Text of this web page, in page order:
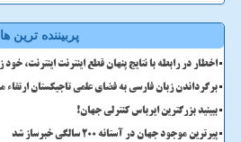
پربیننده ترین ها
اخطار در رابطه با نتایج پنهان قطع اینترنت اینترنت،
برگرداندن زبان فارسی به فضای علمی تاجیکستان ارتقاء
ببینید بزرگترین ایرباس کنترلی جهان!
پیرترین موجود جهان در آستانه ۲۰۰ سالگی خبرساز شد